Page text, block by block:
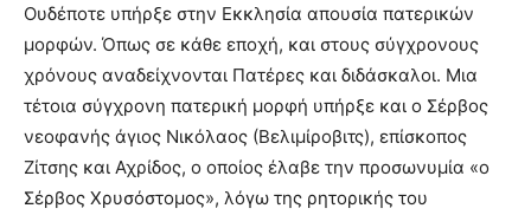
Ουδέποτε υπήρξε στην Εκκλησία απουσία πατερικών
μορφών. Όπως σε κάθε εποχή, και στους σύγχρονους
χρόνους αναδείχνονται Πατέρες και διδάσκαλοι. Μια
τέτοια σύγχρονη πατερική μορφή υπήρξε και ο Σέρβος
νεοφανής άγιος Νικόλαος (Βελιμίροβιτς), επίσκοπος
Ζίτσης και Αχρίδος, ο οποίος έλαβε την προσωνυμία «ο
Σέρβος Χρυσόστομος», λόγω της ρητορικής του